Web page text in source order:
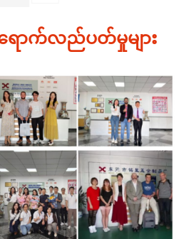
ာက်လည်ပတ်မှုများ